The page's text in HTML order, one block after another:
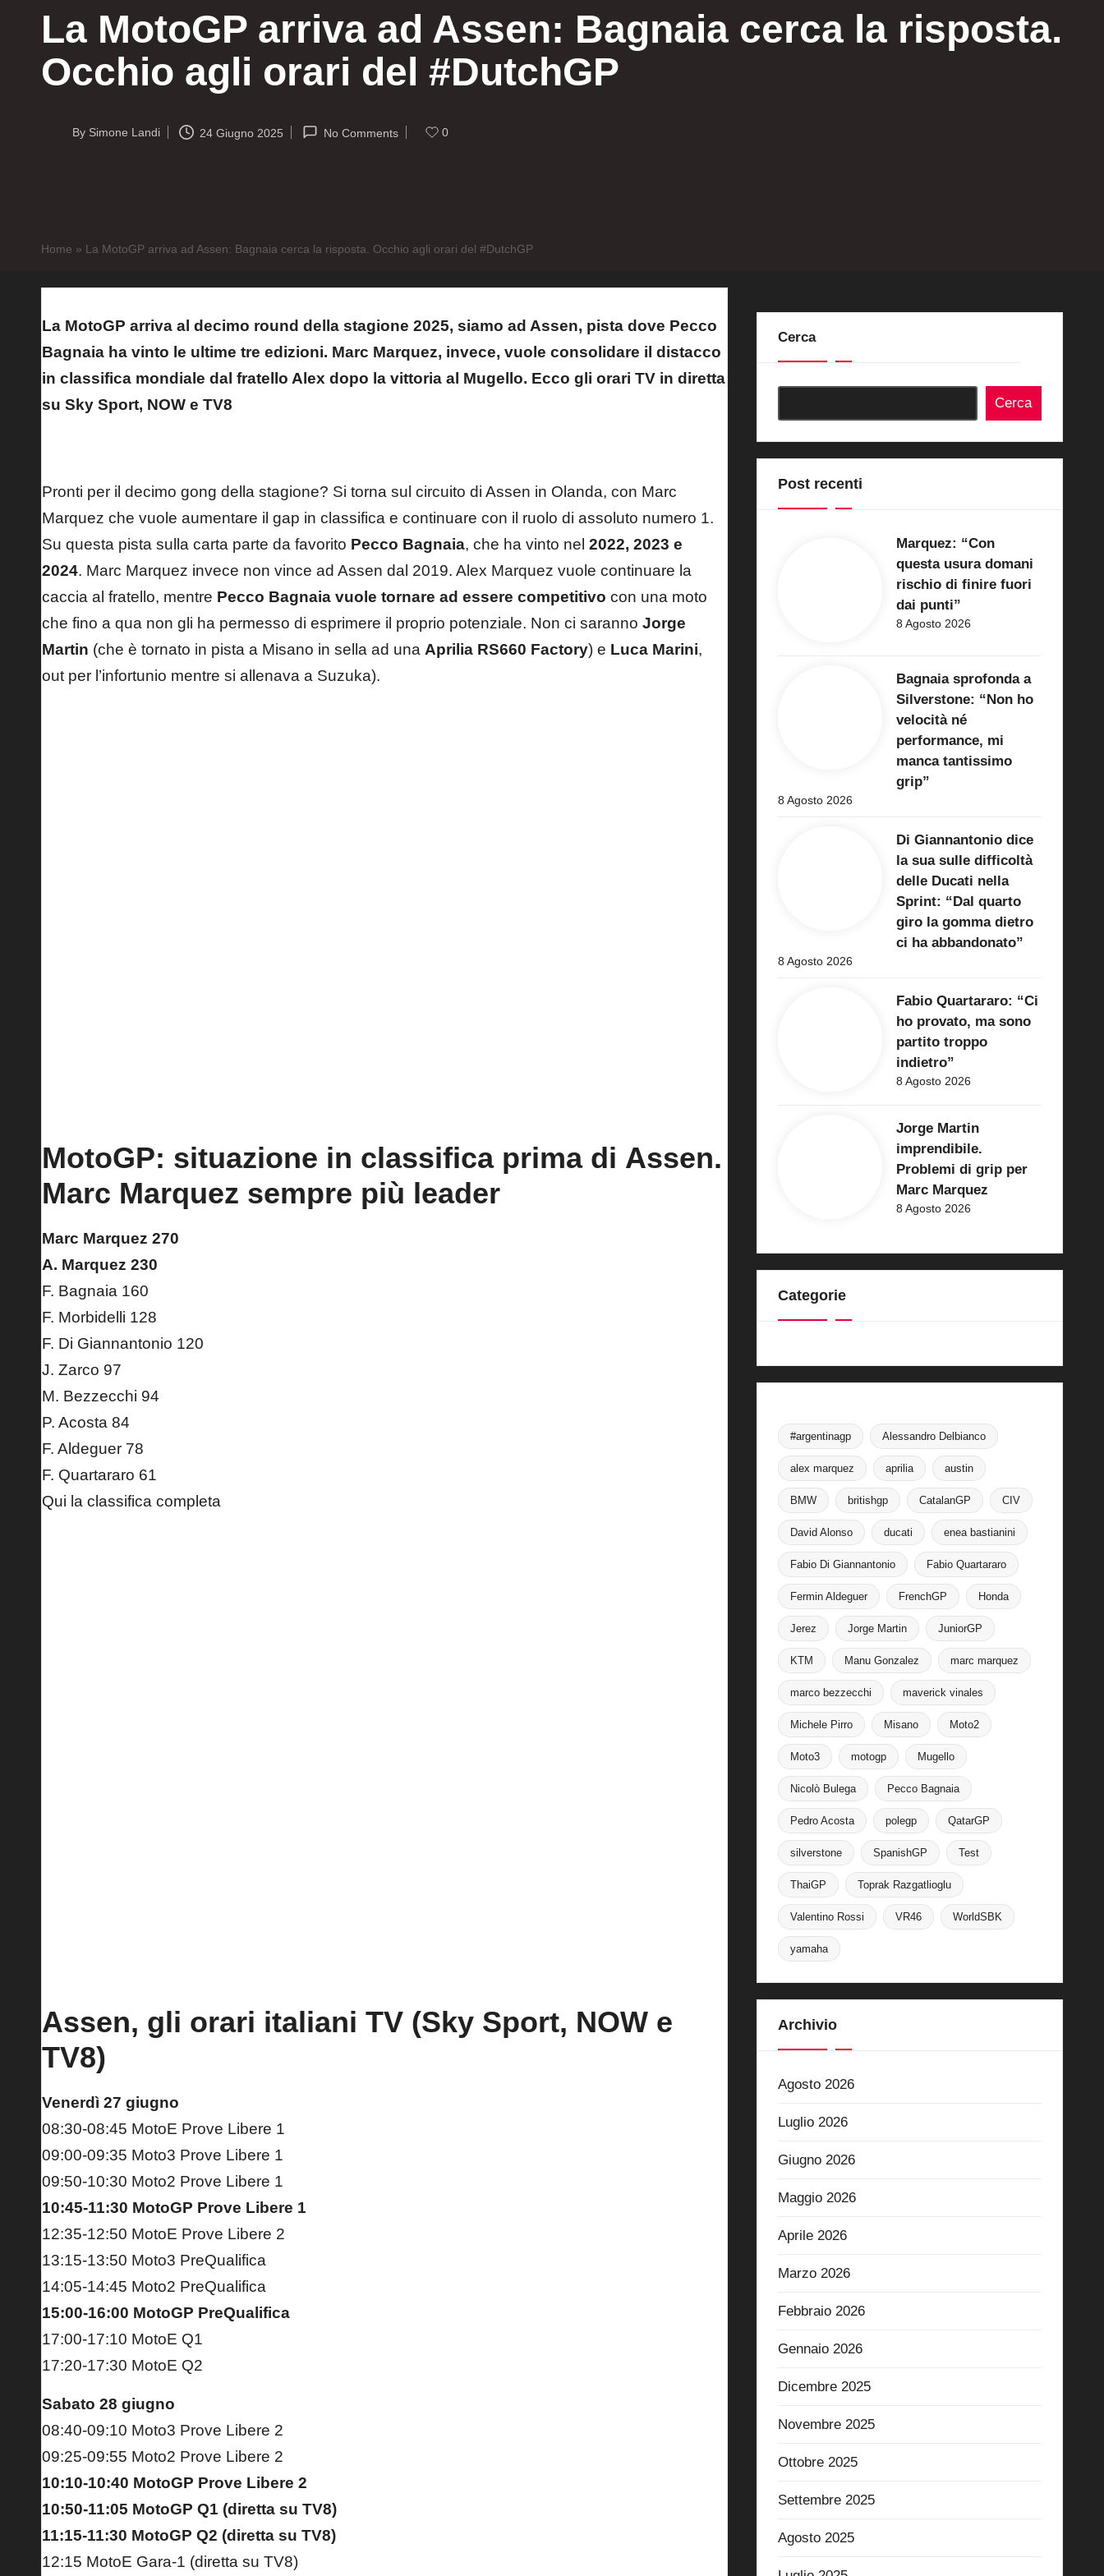
La MotoGP arriva ad Assen: Bagnaia cerca la risposta.
Occhio agli orari del #DutchGP
PostedBy Simone Landi 24 Giugno 2025 No Comments 0
Home » La MotoGP arriva ad Assen: Bagnaia cerca la risposta. Occhio agli orari del #DutchGP
La MotoGP arriva al decimo round della stagione 2025, siamo ad Assen, pista dove Pecco
Bagnaia ha vinto le ultime tre edizioni. Marc Marquez, invece, vuole consolidare il distacco
in classifica mondiale dal fratello Alex dopo la vittoria al Mugello. Ecco gli orari TV in diretta
su Sky Sport, NOW e TV8
Pronti per il decimo gong della stagione? Si torna sul circuito di Assen in Olanda, con Marc
Marquez che vuole aumentare il gap in classifica e continuare con il ruolo di assoluto numero 1.
Su questa pista sulla carta parte da favorito Pecco Bagnaia, che ha vinto nel 2022, 2023 e
2024. Marc Marquez invece non vince ad Assen dal 2019. Alex Marquez vuole continuare la
caccia al fratello, mentre Pecco Bagnaia vuole tornare ad essere competitivo con una moto
che fino a qua non gli ha permesso di esprimere il proprio potenziale. Non ci saranno Jorge
Martin (che è tornato in pista a Misano in sella ad una Aprilia RS660 Factory) e Luca Marini,
out per l’infortunio mentre si allenava a Suzuka).
MotoGP: situazione in classifica prima di Assen.
Marc Marquez sempre più leader
Marc Marquez 270
A. Marquez 230
F. Bagnaia 160
F. Morbidelli 128
F. Di Giannantonio 120
J. Zarco 97
M. Bezzecchi 94
P. Acosta 84
F. Aldeguer 78
F. Quartararo 61
Qui la classifica completa
Assen, gli orari italiani TV (Sky Sport, NOW e
TV8)
Venerdì 27 giugno
08:30-08:45 MotoE Prove Libere 1
09:00-09:35 Moto3 Prove Libere 1
09:50-10:30 Moto2 Prove Libere 1
10:45-11:30 MotoGP Prove Libere 1
12:35-12:50 MotoE Prove Libere 2
13:15-13:50 Moto3 PreQualifica
14:05-14:45 Moto2 PreQualifica
15:00-16:00 MotoGP PreQualifica
17:00-17:10 MotoE Q1
17:20-17:30 MotoE Q2
Sabato 28 giugno
08:40-09:10 Moto3 Prove Libere 2
09:25-09:55 Moto2 Prove Libere 2
10:10-10:40 MotoGP Prove Libere 2
10:50-11:05 MotoGP Q1 (diretta su TV8)
11:15-11:30 MotoGP Q2 (diretta su TV8)
12:15 MotoE Gara-1 (diretta su TV8)
Cerca
Cerca
Post recenti
Marquez: “Con
questa usura domani
rischio di finire fuori
dai punti”
8 Agosto 2026
Bagnaia sprofonda a
Silverstone: “Non ho
velocità né
performance, mi
manca tantissimo
grip”
8 Agosto 2026
Di Giannantonio dice
la sua sulle difficoltà
delle Ducati nella
Sprint: “Dal quarto
giro la gomma dietro
ci ha abbandonato”
8 Agosto 2026
Fabio Quartararo: “Ci
ho provato, ma sono
partito troppo
indietro”
8 Agosto 2026
Jorge Martin
imprendibile.
Problemi di grip per
Marc Marquez
8 Agosto 2026
Categorie
#argentinagp Alessandro Delbianco
alex marquez aprilia austin
BMW britishgp CatalanGP CIV
David Alonso ducati enea bastianini
Fabio Di Giannantonio Fabio Quartararo
Fermin Aldeguer FrenchGP Honda
Jerez Jorge Martin JuniorGP
KTM Manu Gonzalez marc marquez
marco bezzecchi maverick vinales
Michele Pirro Misano Moto2
Moto3 motogp Mugello
Nicolò Bulega Pecco Bagnaia
Pedro Acosta polegp QatarGP
silverstone SpanishGP Test
ThaiGP Toprak Razgatlioglu
Valentino Rossi VR46 WorldSBK
yamaha
Archivio
Agosto 2026
Luglio 2026
Giugno 2026
Maggio 2026
Aprile 2026
Marzo 2026
Febbraio 2026
Gennaio 2026
Dicembre 2025
Novembre 2025
Ottobre 2025
Settembre 2025
Agosto 2025